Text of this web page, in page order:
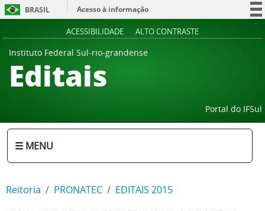
BRASIL
Acesso à informação
ACESSIBILIDADE ALTO CONTRASTE
Instituto Federal Sul-rio-grandense
Editais
Portal do IFSul
☰ MENU
Reitoria PRONATEC EDITAIS 2015